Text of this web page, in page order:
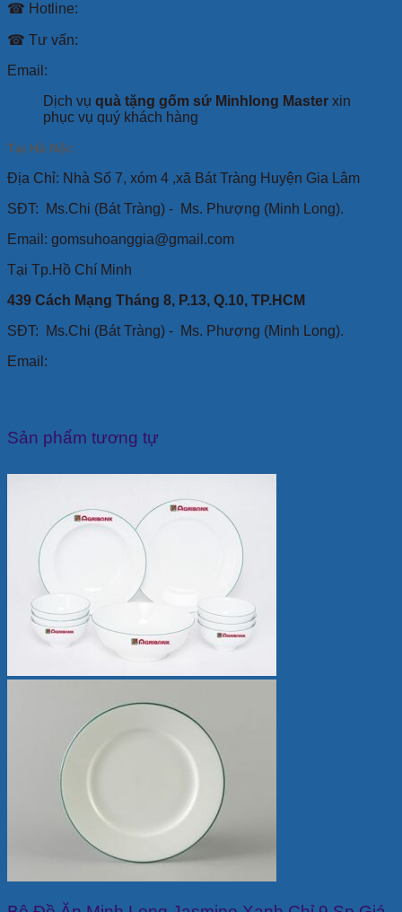
☎ Hotline:
☎ Tư vấn:
Email:
Dịch vụ quà tặng gốm sứ Minhlong Master xin
phục vụ quý khách hàng
Tại Hà Nội:
Địa Chỉ: Nhà Số 7, xóm 4 ,xã Bát Tràng Huyện Gia Lâm
SĐT:
Ms.Chi (Bát Tràng) - Ms. Phượng (Minh Long).
Email: gomsuhoanggia@gmail.com
Tại Tp.Hồ Chí Minh
439 Cách Mạng Tháng 8, P.13, Q.10, TP.HCM
SĐT: Ms.Chi (Bát Tràng) - Ms. Phượng (Minh Long).
Email:
Sản phẩm tương tự